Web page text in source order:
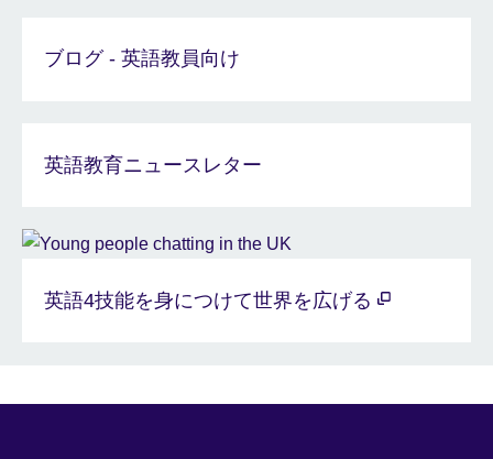
ブログ - 英語教員向け
英語教育ニュースレター
英語4技能を身につけて世界を広げる